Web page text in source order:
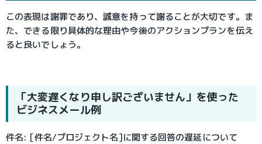
この表現は謝罪であり、誠意を持って謝ることが大切です。ま
た、できる限り具体的な理由や今後のアクションプランを伝え
ると良いでしょう。
「大変遅くなり申し訳ございません」を使った
ビジネスメール例
件名: [件名/プロジェクト名]に関する回答の遅延について